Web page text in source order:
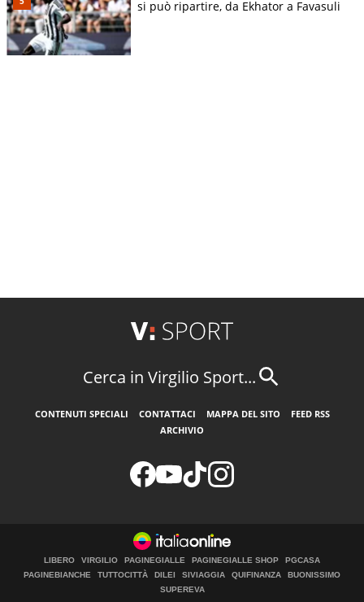
si può ripartire, da Ekhator a Favasuli
Cerca in Virgilio Sport...
CONTENUTI SPECIALI CONTATTACI MAPPA DEL SITO
FEED RSS
ARCHIVIO
LIBERO VIRGILIO PAGINEGIALLE PAGINEGIALLE SHOP
PGCASA
PAGINEBIANCHE
TUTTOCITTÀ DILEI SIVIAGGIA QUIFINANZA
BUONISSIMO
SUPEREVA